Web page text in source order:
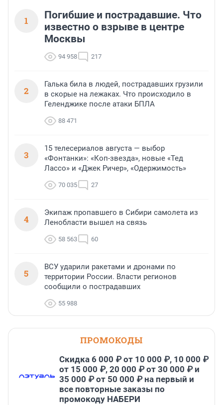
1
Погибшие и пострадавшие. Что
известно о взрыве в центре
Москвы
94 958 217
2
Галька била в людей, пострадавших грузили
в скорые на лежаках. Что происходило в
Геленджике после атаки БПЛА
88 471
3
15 телесериалов августа — выбор
«Фонтанки»: «Коп-звезда», новые «Тед
Лассо» и «Джек Ричер», «Одержимость»
70 035 27
4
Экипаж пропавшего в Сибири самолета из
Ленобласти вышел на связь
58 563 60
5
ВСУ ударили ракетами и дронами по
территории России. Власти регионов
сообщили о пострадавших
55 988
ПРОМОКОДЫ
Скидка 6 000 ₽ от 10 000 ₽, 10 000 ₽
от 15 000 ₽, 20 000 ₽ от 30 000 ₽ и
35 000 ₽ от 50 000 ₽ на первый и
все повторные заказы по
промокоду НАБЕРИ